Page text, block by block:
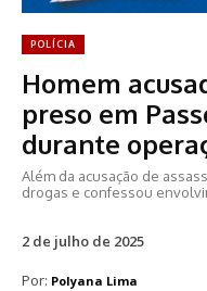
POLÍCIA
Homem
preso em
durante
Além da acusação de
drogas e confessou
2 de julho de 2025
Por: Polyana Lima